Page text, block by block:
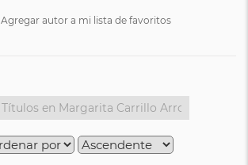
Agregar autor a mi lista de favoritos